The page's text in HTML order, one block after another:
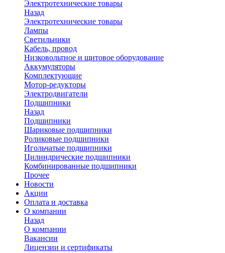
Электротехнические товары
Назад
Электротехнические товары
Лампы
Светильники
Кабель, провод
Низковольтное и щитовое оборудование
Аккумуляторы
Комплектующие
Мотор-редукторы
Электродвигатели
Подшипники
Назад
Подшипники
Шариковые подшипники
Роликовые подшипники
Игольчатые подшипники
Цилиндрические подшипники
Комбинированные подшипники
Прочее
Новости
Акции
Оплата и доставка
О компании
Назад
О компании
Вакансии
Лицензии и сертификаты